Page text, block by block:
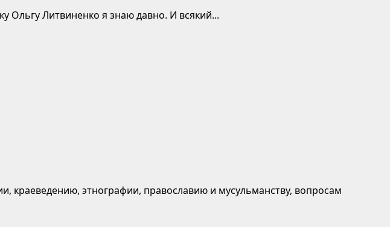
Ольгу Литвиненко я знаю давно. И всякий...
краеведению, этнографии, православию и мусульманству, вопросам